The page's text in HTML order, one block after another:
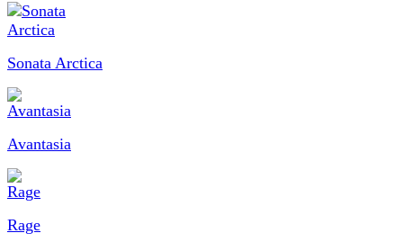
Sonata Arctica
Avantasia
Rage